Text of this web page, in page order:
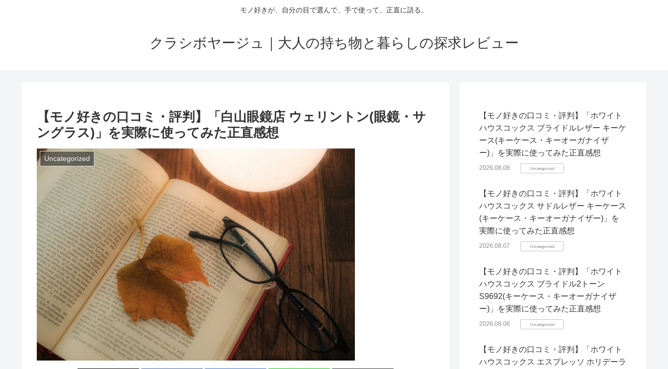
モノ好きが、自分の目で選んで、手で使って、正直に語る。
クラシボヤージュ｜大人の持ち物と暮らしの探求レビュー
【モノ好きの口コミ・評判】「白山眼鏡店 ウェリントン(眼鏡・サ
ングラス)」を実際に使ってみた正直感想
Uncategorized
【モノ好きの口コミ・評判】「ホワイト
ハウスコックス ブライドルレザー キーケ
ース(キーケース・キーオーガナイザ
ー)」を実際に使ってみた正直感想
2026.08.08 Uncategorized
【モノ好きの口コミ・評判】「ホワイト
ハウスコックス サドルレザー キーケース
(キーケース・キーオーガナイザー)」を
実際に使ってみた正直感想
2026.08.07 Uncategorized
【モノ好きの口コミ・評判】「ホワイト
ハウスコックス ブライドル2トーン
S9692(キーケース・キーオーガナイザ
ー)」を実際に使ってみた正直感想
2026.08.06 Uncategorized
【モノ好きの口コミ・評判】「ホワイト
ハウスコックス エスプレッソ ホリデーラ